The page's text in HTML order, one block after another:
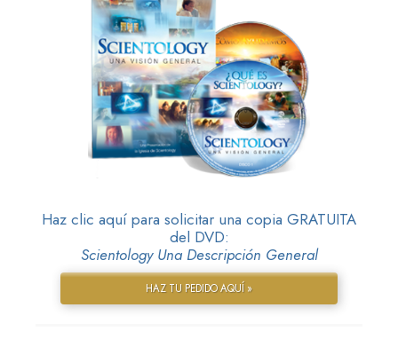
Haz clic aquí para solicitar una copia GRATUITA
del DVD:
Scientology Una Descripción General
HAZ TU PEDIDO AQUÍ »